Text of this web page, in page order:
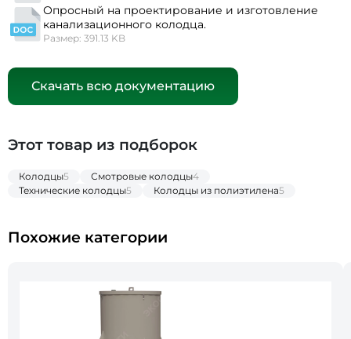
Опросный на проектирование и изготовление
канализационного колодца.
Размер: 391.13 KB
Скачать всю документацию
Этот товар из подборок
Колодцы5 Смотровые колодцы4
Технические колодцы5 Колодцы из полиэтилена5
Похожие категории